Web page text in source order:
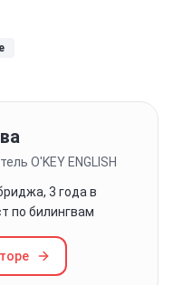
O'KEY ENGLISH
3 года в
по билингвам